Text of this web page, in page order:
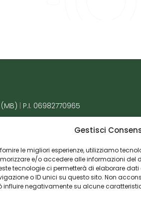
Gestisci
fornire le migliori esperienze, utilizziamo
e/o accedere alle informazioni del
tecnologie ci permetterà di elaborare
o ID unici su questo sito. Non
influire negativamente su alcune
P.I. 06982770965